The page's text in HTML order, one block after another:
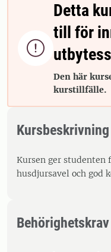

Detta
till för
Den här
kurstillfälle.
Kursbeskrivning
Kursen ger studenten
husdjursavel och god
Behörighetskrav